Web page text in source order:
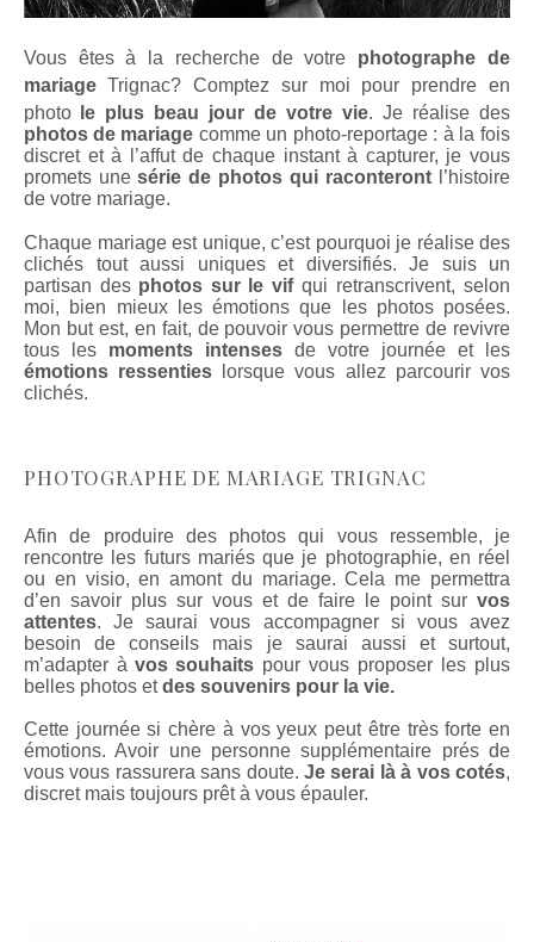
Vous êtes à la recherche de votre photographe de
mariage Trignac? Comptez sur moi pour prendre en
photo
le plus beau jour de votre vie. Je réalise des
photos de mariage comme un photo-reportage : à la fois
discret et à l’affut de chaque instant à capturer, je vous
promets une série de photos qui raconteront
l’histoire
de votre mariage.
Chaque mariage est unique, c’est pourquoi je réalise des
clichés tout aussi uniques et diversifiés. Je suis un
partisan des photos sur le vifqui retranscrivent, selon
moi, bien mieux les émotions que les photos posées.
Mon but est, en fait, de pouvoir vous permettre de revivre
tous les moments intenses de votre journée et les
émotions ressenties lorsque vous allez parcourir vos
clichés.
PHOTOGRAPHE DE MARIAGE TRIGNAC
Afin de produire des photos qui vous ressemble, je
rencontre les futurs mariés que je photographie, en réel
ou en visio, en amont du mariage. Cela me permettra
d’en savoir plus sur vous et de faire le point sur vos
attentes. Je saurai vous accompagner si vous avez
besoin de conseils mais je saurai aussi et surtout,
m’adapter à vos souhaits pour vous proposer les plus
belles photos etdes souvenirs pour la vie.
Cette journée si chère à vos yeux peut être très forte en
émotions. Avoir une personne supplémentaire prés de
vous vous rassurera sans doute. Je serai là à vos cotés,
discret mais toujours prêt à vous épauler.